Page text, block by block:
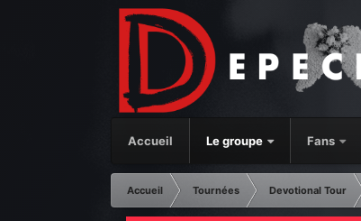
Accueil Le groupe Fans
Accueil Tournées Devotional Tour